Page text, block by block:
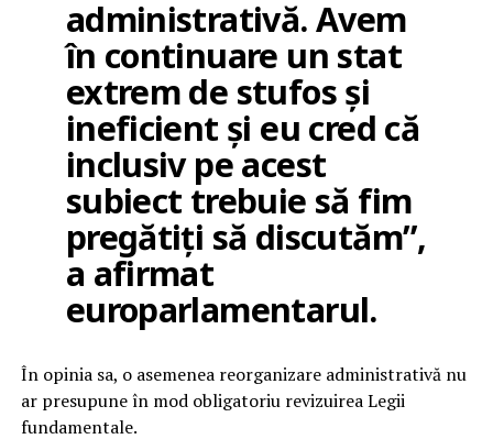
administrativă. Avem
în continuare un stat
extrem de stufos și
ineficient și eu cred că
inclusiv pe acest
subiect trebuie să fim
pregătiți să discutăm”,
a afirmat
europarlamentarul.
În opinia sa, o asemenea reorganizare administrativă nu
ar presupune în mod obligatoriu revizuirea Legii
fundamentale.